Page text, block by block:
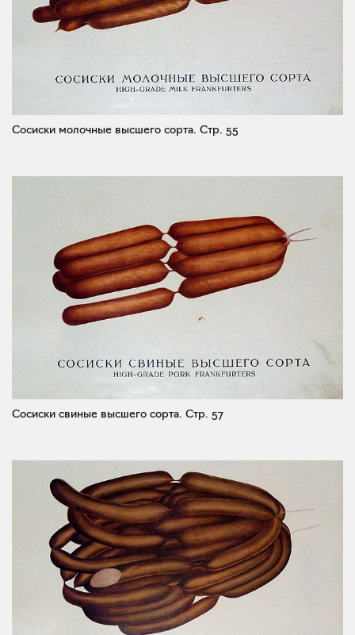
Сосиски молочные высшего сорта. Стр. 55
Сосиски свиные высшего сорта. Стр. 57